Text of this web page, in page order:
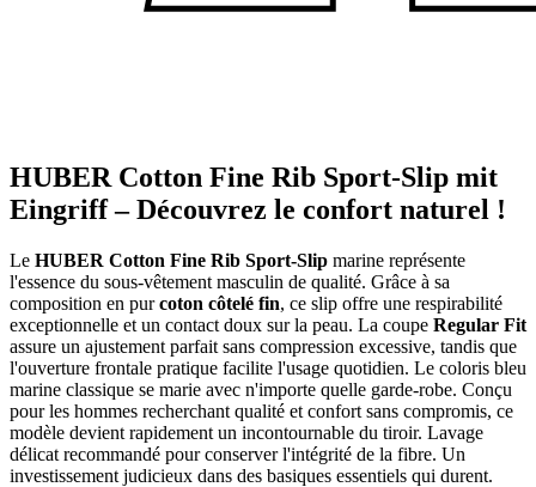
HUBER Cotton Fine Rib Sport-Slip mit
Eingriff – Découvrez le confort naturel !
Le HUBER Cotton Fine Rib Sport-Slip marine représente
l'essence du sous-vêtement masculin de qualité. Grâce à sa
composition en purcoton côtelé fin, ce slip offre une respirabilité
exceptionnelle et un contact doux sur la peau. La coupe Regular Fit
assure un ajustement parfait sans compression excessive, tandis que
l'ouverture frontale pratique facilite l'usage quotidien. Le coloris bleu
marine classique se marie avec n'importe quelle garde-robe. Conçu
pour les hommes recherchant qualité et confort sans compromis, ce
modèle devient rapidement un incontournable du tiroir. Lavage
délicat recommandé pour conserver l'intégrité de la fibre. Un
investissement judicieux dans des basiques essentiels qui durent.